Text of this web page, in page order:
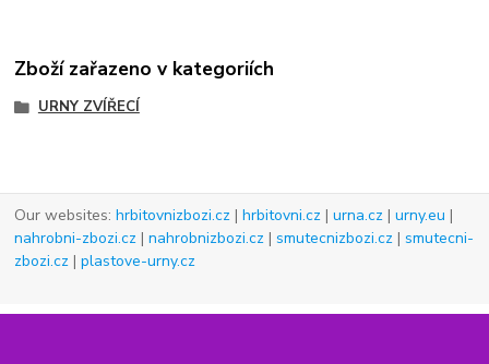
Zboží zařazeno v kategoriích
URNY ZVÍŘECÍ
Our websites:hrbitovnizbozi.cz |hrbitovni.cz |urna.cz |urny.eu |
nahrobni-zbozi.cz |nahrobnizbozi.cz |smutecnizbozi.cz |smutecni-
zbozi.cz |plastove-urny.cz